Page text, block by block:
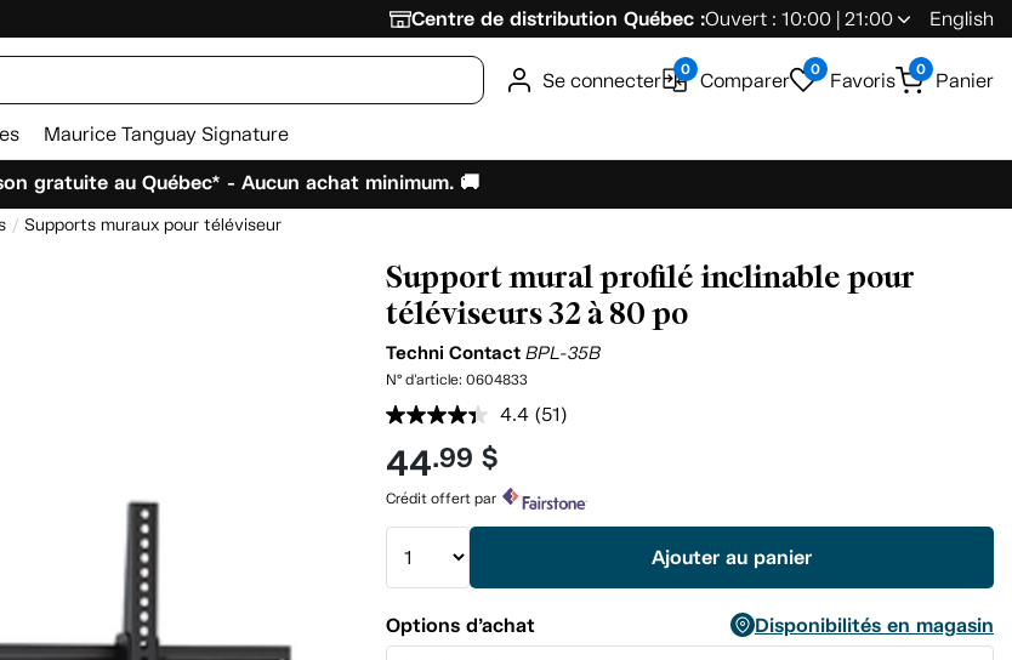
Centre de distribution Québec :Ouvert : 10:00 | 21:00 English
Se connecter 0 Comparer 0 Favoris 0 Panier
Maurice Tanguay Signature
gratuite au Québec* - Aucun achat minimum. 🚚
Supports muraux pour téléviseur
Support mural profilé inclinable pour
téléviseurs 32 à 80 po
Techni ContactBPL-35B
N° d'article:0604833
4.4 Lire
Lien
(51)
44.99 $
Crédit offert par
Ajouter au panier
Options d’achat
Disponibilités en magasin